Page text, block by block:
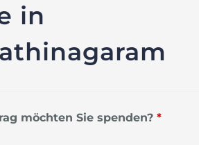
in
möchten Sie spenden? *